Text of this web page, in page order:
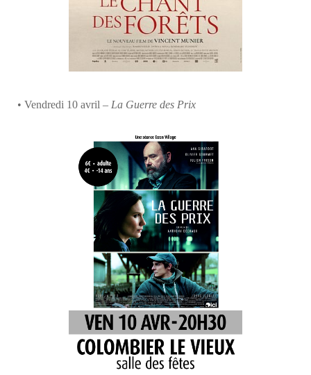
• Vendredi 10 avril – La Guerre des Prix